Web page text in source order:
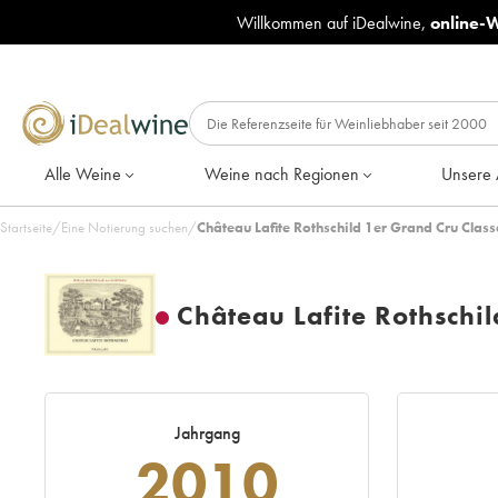
Willkommen auf iDealwine, online-
Alle Weine Weine nach Regionen Unsere
Startseite/Eine Notierung suchen/Château Lafite Rothschild 1er Grand Cru
Château Lafite
Jahrgang